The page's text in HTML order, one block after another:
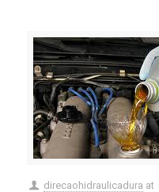
direcaohidraulicadura at